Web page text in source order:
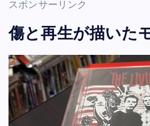
スポンサーリンク
傷と再生が描いた